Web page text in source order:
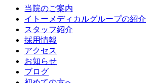
当院のご案内
イトーメディカルグループの紹介
スタッフ紹介
採用情報
アクセス
お知らせ
ブログ